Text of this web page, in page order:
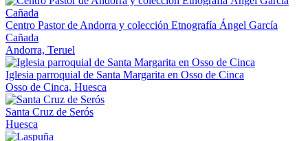
Centro Pastor de Andorra y colección Etnografía Ángel García
Cañada
Andorra, Teruel
Iglesia parroquial de Santa Margarita en Osso de Cinca
Osso de Cinca, Huesca
Santa Cruz de Serós
Huesca